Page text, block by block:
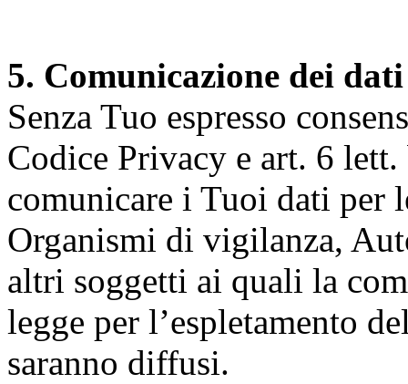
5. Comunicazione dei dati
Senza Tuo espresso
Codice Privacy e art. 6
comunicare i Tuoi dati per
Organismi di vigilanza,
altri soggetti ai quali la
legge per l’espletamento
saranno diffusi.